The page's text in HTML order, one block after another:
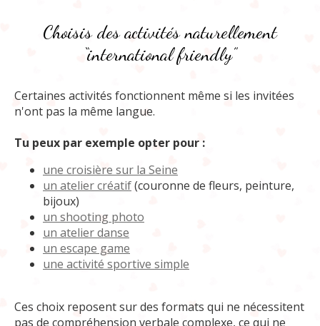
Choisis des activités naturellement
“international friendly”
Certaines activités fonctionnent même si les invitées
n'ont pas la même langue.
Tu peux par exemple opter pour :
une croisière sur la Seine
un atelier créatif(couronne de fleurs, peinture,
bijoux)
un shooting photo
un atelier danse
un escape game
une activité sportive simple
Ces choix reposent sur des formats qui ne nécessitent
pas de compréhension verbale complexe, ce qui ne